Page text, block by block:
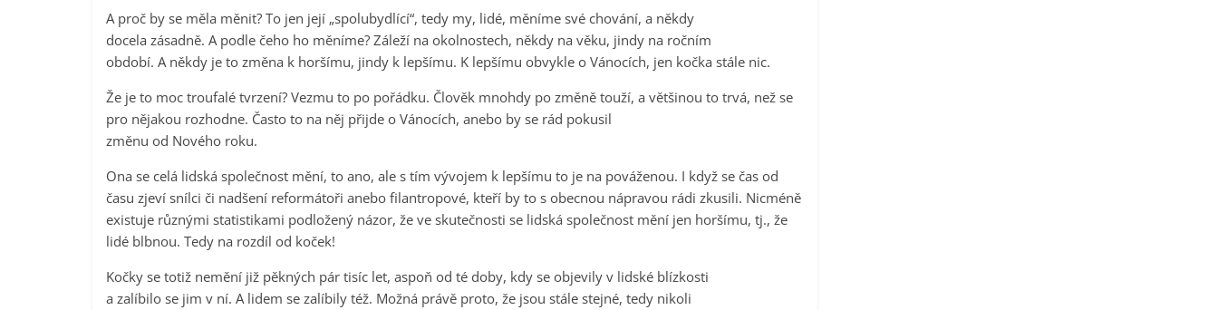
A proč by se měla měnit? To jen její „spolubydlící“, tedy my, lidé, měníme své chování, a někdy
docela zásadně. A podle čeho ho měníme? Záleží na okolnostech, někdy na věku, jindy na ročním
období. A někdy je to změna k horšímu, jindy k lepšímu. K lepšímu obvykle o Vánocích, jen kočka stále nic.
Že je to moc troufalé tvrzení? Vezmu to po pořádku. Člověk mnohdy po změně touží, a většinou to trvá, než se
pro nějakou rozhodne. Často to na něj přijde o Vánocích, anebo by se rád pokusil
změnu od Nového roku.
Ona se celá lidská společnost mění, to ano, ale s tím vývojem k lepšímu to je na pováženou. I když se čas od
času zjeví snílci či nadšení reformátoři anebo filantropové, kteří by to s obecnou nápravou rádi zkusili. Nicméně
existuje různými statistikami podložený názor, že ve skutečnosti se lidská společnost mění jen horšímu, tj., že
lidé blbnou. Tedy na rozdíl od koček!
Kočky se totiž nemění již pěkných pár tisíc let, aspoň od té doby, kdy se objevily v lidské blízkosti
a zalíbilo se jim v ní. A lidem se zalíbily též. Možná právě proto, že jsou stále stejné, tedy nikoli